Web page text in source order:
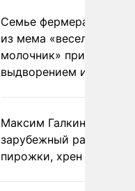
Семье фермера
из мема «веселый
молочник» пригрозили
выдворением из
Максим Галкин
зарубежный райдер
пирожки, хрен и морс